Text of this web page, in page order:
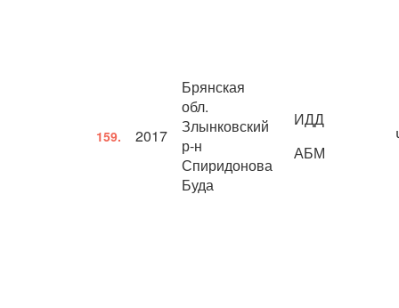
159. 2017
Брянская
обл.
Злынковский
р-н
Спиридонова
Буда
ИДД
АБМ